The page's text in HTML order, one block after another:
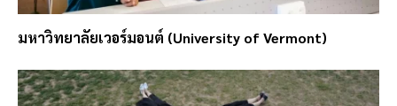
มหาวิทยาลัยเวอร์มอนต์ (University of Vermont)